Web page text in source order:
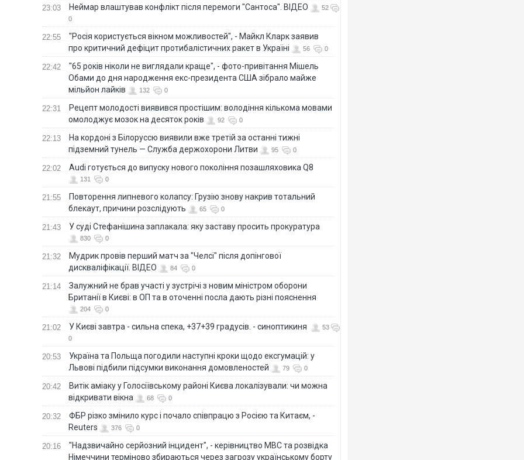
23:03 Неймар влаштував конфлікт після перемоги "Сантоса". ВІДЕО
52
0
22:55
"Росія користується вікном можливостей", - Майкл Кларк заявив
про критичний дефіцит протибалістичних ракет в Україні
56 0
22:42
"65 років ніколи не виглядали краще", - фото-привітання Мішель
Обами до дня народження екс-президента США зібрало майже
мільйон лайків
132 0
22:31
Рецепт молодості виявився простішим: володіння кількома мовами
омолоджує мозок на десяток років
92 0
22:13
На кордоні з Білоруссю виявили вже третій за останні тижні
підземний тунель — Служба держохорони Литви
95 0
22:02 Audi готується до випуску нового покоління позашляховика Q8
131 0
21:55
Повторення липневого колапсу: Грузію знову накрив тотальний
блекаут, причини розслідують
65 0
21:43 У суді Стефанішина заплакала: яку заставу просить прокуратура
830 0
21:32
Мудрик провів перший матч за "Челсі" після допінгової
дискваліфікації. ВІДЕО
84 0
21:14
Залужний не брав участі у зустрічі з новим міністром оборони
Британії в Києві: в ОП та в оточенні посла дають різні пояснення
204 0
21:02 У Києві завтра - сильна спека, +37+39 градусів. - синоптикиня
53
0
20:53
Україна та Польща погодили наступні кроки щодо ексгумацій: у
Львові підбили підсумки виконання домовленостей
79 0
20:42
Витік аміаку у Голосіївському районі Києва локалізували: чи можна
відкривати вікна
68 0
20:32
ФБР різко змінило курс і почало співпрацю з Росією та Китаєм, -
Reuters
376 0
20:16
"Надзвичайно серйозний інцидент", - керівництво МВС та розвідка
Німеччини терміново збираються через загрозу українському борту